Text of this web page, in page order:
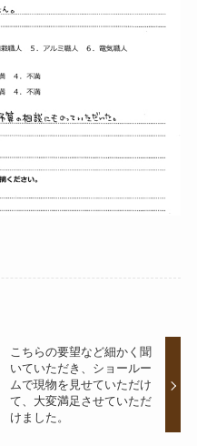
こちらの要望など細かく聞
いていただき、ショールー
ムで現物を見せていただけ
て、大変満足させていただ
けました。